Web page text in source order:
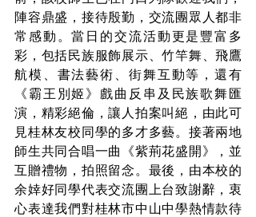
陣容鼎盛，接待殷勤，交流團眾人都非
常感動。當日的交流活動更是豐富多
彩，包括民族服飾展示、竹竿舞、飛鷹
航模、書法藝術、街舞互動等，還有
《霸王別姬》戲曲反串及民族歌舞匯
演，精彩絕倫，讓人拍案叫絕，由此可
見桂林友校同學的多才多藝。接著兩地
師生共同合唱一曲《紫荊花盛開》，並
互贈禮物，拍照留念。最後，由本校的
余婞好同學代表交流團上台致謝辭，衷
心表達我們對桂林市中山中學熱情款待